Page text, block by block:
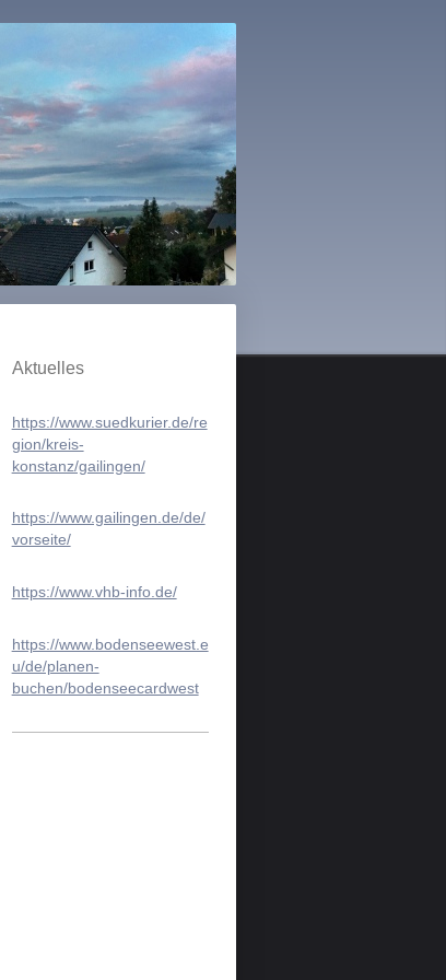
Aktuelles
https://www.suedkurier.de/re
gion/kreis-
konstanz/gailingen/
https://www.gailingen.de/de/
vorseite/
https://www.vhb-info.de/
https://www.bodenseewest.e
u/de/planen-
buchen/bodenseecardwest